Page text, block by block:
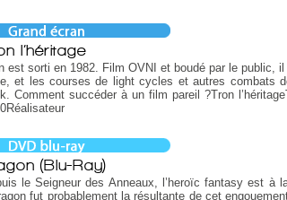
l’héritage
est sorti en 1982. Film OVNI et boudé par le public,
et les courses de light cycles et autres combats
Comment succéder à un film pareil ?Tron
(Blu-Ray)
le Seigneur des Anneaux, l’heroïc fantasy est à
fut probablement la résultante de cet